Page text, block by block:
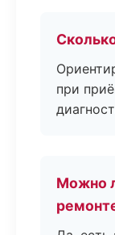
при
Можно